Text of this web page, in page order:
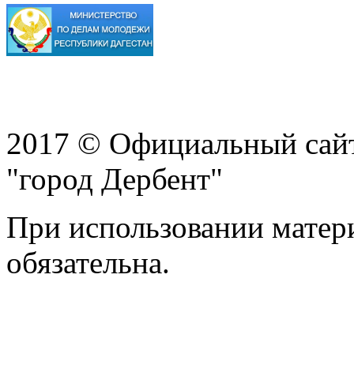
2017 © Официальный
"город Дербент"
При использовании
обязательна.